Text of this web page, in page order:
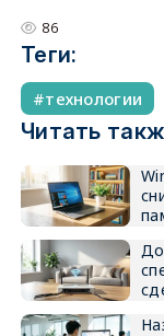
86
Теги:
технологии
Читать